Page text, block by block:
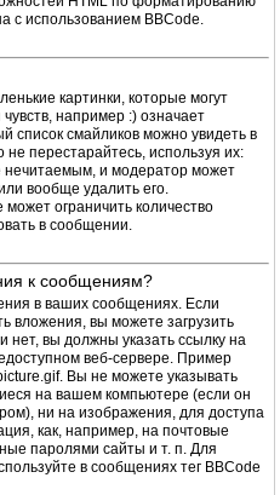
с использованием BBCode.
картинки, которые могут
например :) означает
список смайликов можно увидеть в
перестарайтесь, используя их:
нечитаемым, и модератор может
вообще удалить его.
ограничить количество
в сообщении.
к сообщениям?
в ваших сообщениях. Если
вложения, вы можете загрузить
вы должны указать ссылку на
веб-сервере. Пример
Вы не можете указывать
на вашем компьютере (если он
ни на изображения, для доступа
как, например, на почтовые
паролями сайты и т. п. Для
в сообщениях тег BBCode